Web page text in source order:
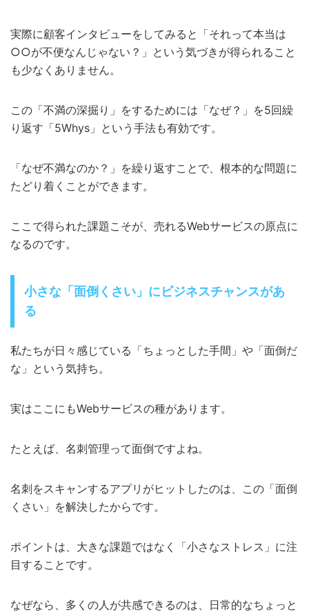
実際に顧客インタビューをしてみると「それって本当は
○○が不便なんじゃない？」という気づきが得られること
も少なくありません。
この「不満の深掘り」をするためには「なぜ？」を5回繰
り返す「5Whys」という手法も有効です。
「なぜ不満なのか？」を繰り返すことで、根本的な問題に
たどり着くことができます。
ここで得られた課題こそが、売れるWebサービスの原点に
なるのです。
小さな「面倒くさい」にビジネスチャンスがあ
る
私たちが日々感じている「ちょっとした手間」や「面倒だ
な」という気持ち。
実はここにもWebサービスの種があります。
たとえば、名刺管理って面倒ですよね。
名刺をスキャンするアプリがヒットしたのは、この「面倒
くさい」を解決したからです。
ポイントは、大きな課題ではなく「小さなストレス」に注
目することです。
なぜなら、多くの人が共感できるのは、日常的なちょっと